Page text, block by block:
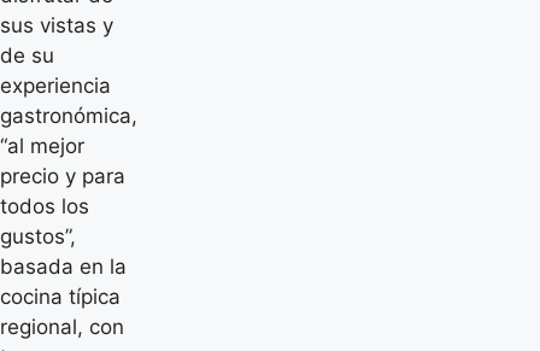
sus vistas y
de su
experiencia
gastronómica,
“al mejor
precio y para
todos los
gustos”,
basada en la
cocina típica
regional, con